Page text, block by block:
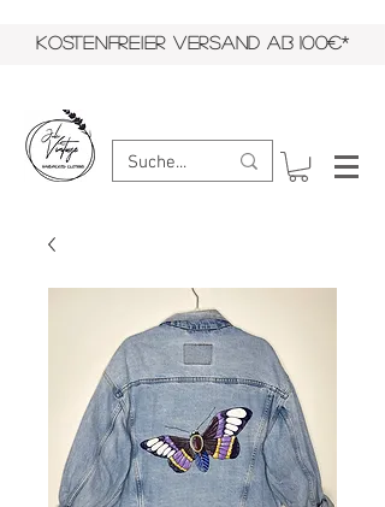
KOSTENFREIER VERSAND AB 100€*